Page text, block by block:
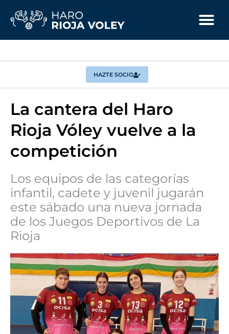
HAZTE SOCIO
La cantera del Haro
Rioja Vóley vuelve a la
competición
Los equipos de las categorías
infantil, cadete y juvenil jugarán
este sábado una nueva jornada
de los Juegos Deportivos de La
Rioja